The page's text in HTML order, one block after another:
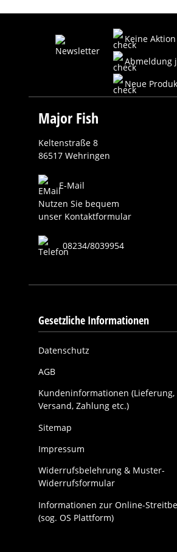
Keine
Abmeldung
Neue
Major Fish
Keltenstraße 8
86517 Wehringen
E-Mail
Nutzen Sie bequem
unser Kontaktformular
08234/8039954
Gesetzliche Informationen
Datenschutz
AGB
Kundeninformationen (Lieferung,
Versand, Zahlung etc.)
Sitemap
Impressum
Widerrufsbelehrung & Muster-
Widerrufsformular
Informationen zur Online-
(sog. OS Plattform)